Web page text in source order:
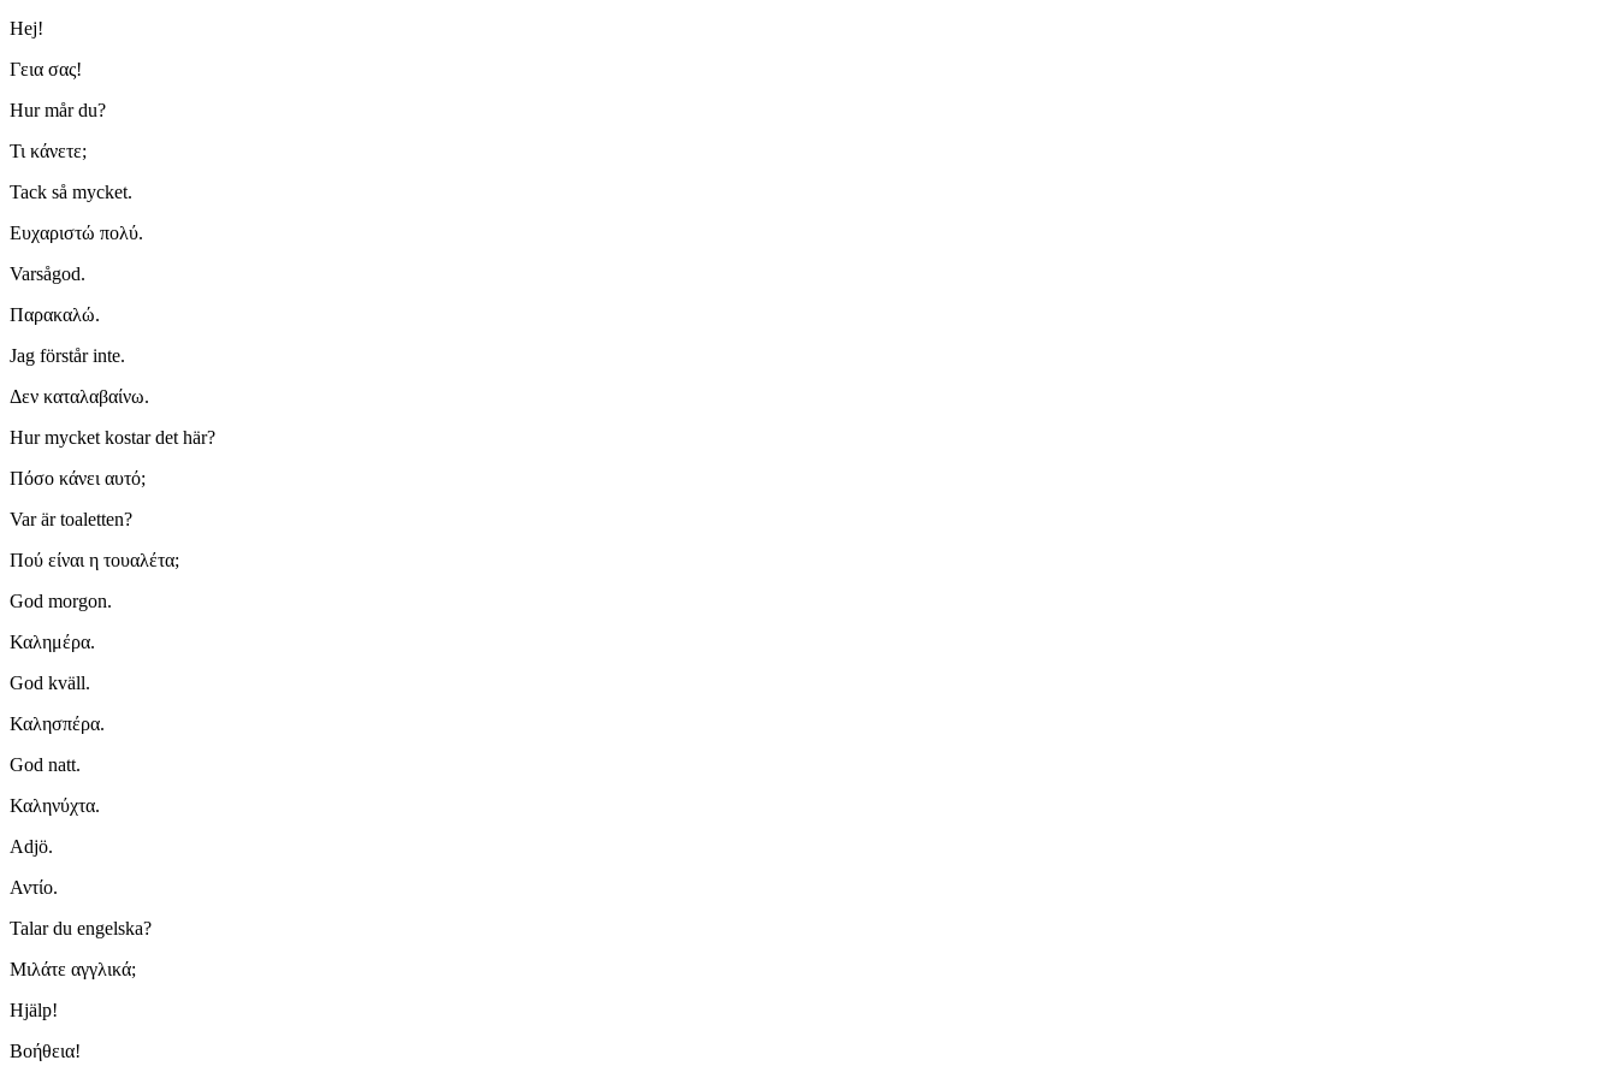
Hej!
Γεια σας!
Hur mår du?
Τι κάνετε;
Tack så mycket.
Ευχαριστώ πολύ.
Varsågod.
Παρακαλώ.
Jag förstår inte.
Δεν καταλαβαίνω.
Hur mycket kostar det här?
Πόσο κάνει αυτό;
Var är toaletten?
Πού είναι η τουαλέτα;
God morgon.
Καλημέρα.
God kväll.
Καλησπέρα.
God natt.
Καληνύχτα.
Adjö.
Αντίο.
Talar du engelska?
Μιλάτε αγγλικά;
Hjälp!
Βοήθεια!